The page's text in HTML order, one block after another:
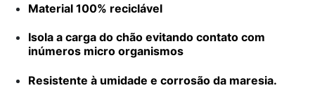
Material 100% reciclável
Isola a carga do chão evitando contato com
inúmeros micro organismos
Resistente à umidade e corrosão da maresia.